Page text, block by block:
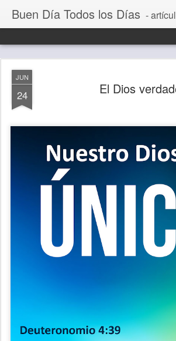
Buen Día Todos los Días - artículos para aprender a
JUN
24 El Dios